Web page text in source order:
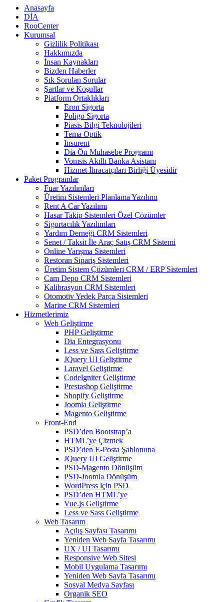
Anasayfa
DİA
RooCenter
Kurumsal
Gizlilik Politikası
Hakkımızda
İnsan Kaynakları
Bizden Haberler
Sık Sorulan Sorular
Şartlar ve Koşullar
Platform Ortaklıkları
Eron Sigorta
Poligo Sigorta
Piasis Bilgi Teknolojileri
Tema Optik
Insurent
Dia Ön Muhasebe Programı
Vomsis Akıllı Banka Asistanı
Hizmet İhracatçıları Birliği Üyesidir
Paket Programlar
Fuar Yazılımları
Üretim Sistemleri Planlama Yazılımı
Rent A Car Yazılımı
Hasar Takip Sistemleri Özel Çözümler
Sigortacılık Yazılımları
Yardım Derneği CRM Sistemleri
Senet / Taksit İle Araç Satış CRM Sistemi
Online Yarışma Sistemleri
Restoran Sipariş Sistemleri
Üretim Sistem Çözümleri CRM / ERP Sistemleri
Cam Depo CRM Sistemleri
Kalibrasyon CRM Sistemleri
Otomotiv Yedek Parça Sistemleri
Marine CRM Sistemleri
Hizmetlerimiz
Web Geliştirme
PHP Geliştirme
Dia Entegrasyonu
Less ve Sass Geliştirme
JQuery UI Geliştirme
Laravel Geliştirme
Codelgniter Geliştirme
Prestashop Geliştirme
Shopify Geliştirme
Joomla Geliştirme
Magento Geliştirme
Front-End
PSD’den Bootstrap’a
HTML’ye Çizmek
PSD’den E-Posta Şablonuna
JQuery UI Geliştirme
PSD-Magento Dönüşüm
PSD-Joomla Dönüşüm
WordPress için PSD
PSD’den HTML’ye
Vue.js Geliştirme
Less ve Sass Geliştirme
Web Tasarım
Açılış Sayfası Tasarımı
Yeniden Web Sayfa Tasarımı
UX / UI Tasarımı
Responsive Web Sitesi
Mobil Uygulama Tasarımı
Yeniden Web Sayfa Tasarımı
Sosyal Medya Sayfası
Organik SEO